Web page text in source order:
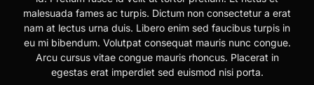
malesuada fames ac turpis. Dictum non consectetur a erat
nam at lectus urna duis. Libero enim sed faucibus turpis in
eu mi bibendum. Volutpat consequat mauris nunc congue.
Arcu cursus vitae congue mauris rhoncus. Placerat in
egestas erat imperdiet sed euismod nisi porta.